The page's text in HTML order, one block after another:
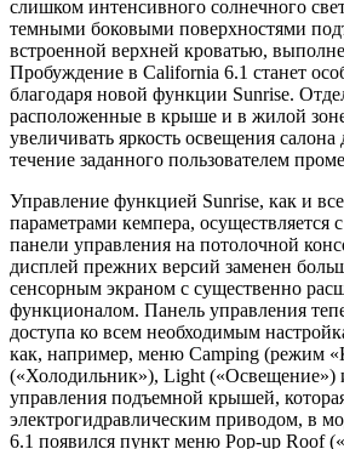
слишком интенсивного солнечного
темными боковыми поверхностями
встроенной верхней кроватью,
Пробуждение в California 6.1 станет
благодаря новой функции Sunrise.
расположенные в крыше и в жилой
увеличивать яркость освещения
течение заданного пользователем
Управление функцией Sunrise, как и
параметрами кемпера,
панели управления на потолочной
дисплей прежних версий заменен
сенсорным экраном с существенно
функционалом. Панель управления
доступа ко всем необходимым
как, например, меню Camping (режим
(«Холодильник»), Light («Освещение»)
управления подъемной крышей,
электрогидравлическим приводом, в
6.1 появился пункт меню Pop-up Roof